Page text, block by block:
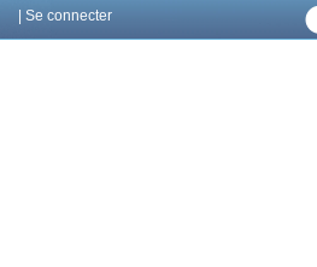
Se connecter